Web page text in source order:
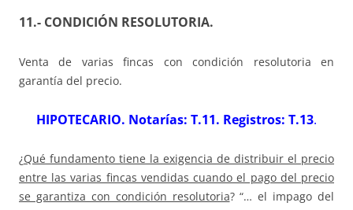
11.- CONDICIÓN RESOLUTORIA.
Venta de varias fincas con condición resolutoria en
garantía del precio.
HIPOTECARIO. Notarías: T.11. Registros: T.13.
¿Qué fundamento tiene la exigencia de distribuir el precio
entre las varias fincas vendidas cuando el pago del precio
se garantiza con condición resolutoria? “… el impago del